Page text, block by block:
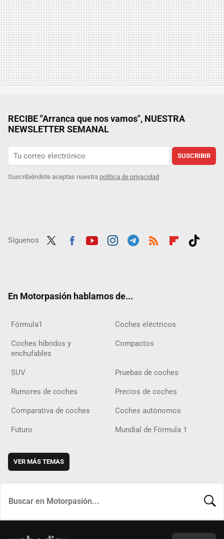
RECIBE "Arranca que nos vamos", NUESTRA
NEWSLETTER SEMANAL
SUSCRIBIR
Suscribiéndote aceptas nuestra política de privacidad
Síguenos
En Motorpasión hablamos de...
Fórmula1 Coches eléctricos
Coches híbridos y
enchufables
Compactos
SUV Pruebas de coches
Rumores de coches Precios de coches
Comparativa de coches Coches autónomos
Futuro Mundial de Fórmula 1
VER MÁS TEMAS